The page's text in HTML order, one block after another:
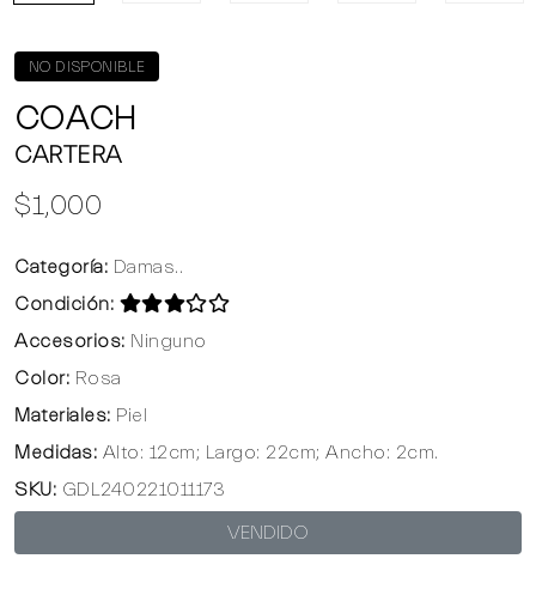
NO DISPONIBLE
COACH
CARTERA
$1,000
Categoría: Damas..
Condición:
Accesorios: Ninguno
Color: Rosa
Materiales: Piel
Medidas: Alto: 12cm; Largo: 22cm; Ancho: 2cm.
SKU: GDL240221011173
VENDIDO